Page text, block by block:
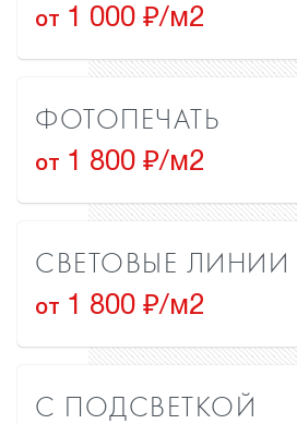
от 1 000 ₽/м2
ФОТОПЕЧАТЬ
от 1 800 ₽/м2
СВЕТОВЫЕ ЛИНИИ
от 1 800 ₽/м2
С ПОДСВЕТКОЙ